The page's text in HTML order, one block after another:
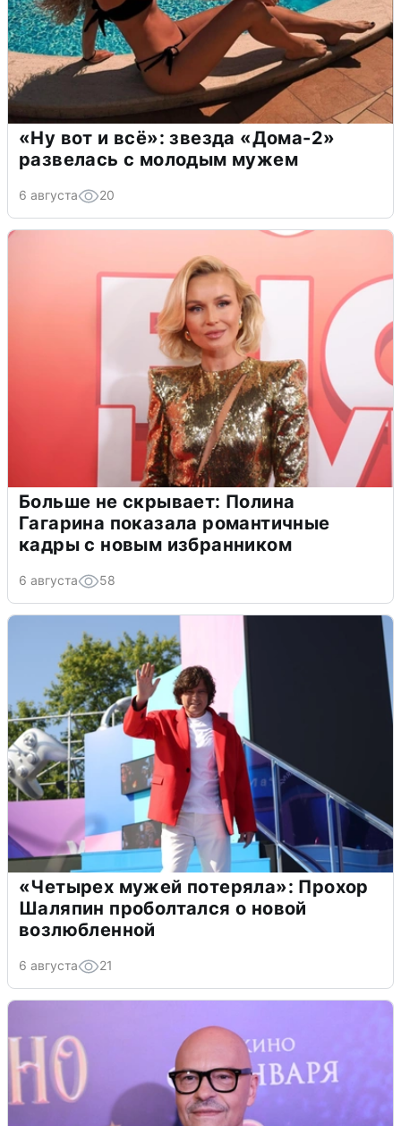
«Ну вот и всё»: звезда «Дома-2»
развелась с молодым мужем
6 августа 20
Больше не скрывает: Полина
Гагарина показала романтичные
кадры с новым избранником
6 августа 58
«Четырех мужей потеряла»: Прохор
Шаляпин проболтался о новой
возлюбленной
6 августа 21